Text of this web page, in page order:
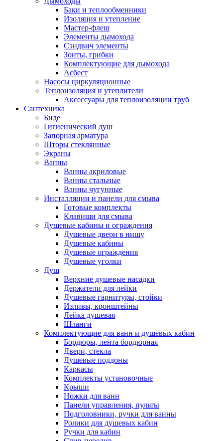
Баки и теплообменники
Изоляция и утепление
Мастер-флеш
Элементы дымохода
Сэндвич элементы
Зонты, грибки
Комплектующие для дымохода
Асбест
Насосы циркуляционные
Теплоизоляция и утеплители
Аксессуары для теплоизоляции труб
Сантехника
Биде
Гигиенический душ
Запорная арматура
Шторы стеклянные
Экраны
Ванны
Ванны акриловые
Ванны стальные
Ванны чугунные
Инсталляции и панели для смыва
Готовые комплекты
Клавиши для смыва
Душевые кабины и ограждения
Душевые двери в нишу
Душевые кабины
Душевые ограждения
Душевые уголки
Душ
Верхние душевые насадки
Держатели для лейки
Душевые гарнитуры, стойки
Изливы, кронштейны
Лейка душевая
Шланги
Комплектующие для ванн и душевых кабин
Бордюры, лента бордюрная
Двери, стекла
Душевые поддоны
Каркасы
Комплекты установочные
Крыши
Ножки для ванн
Панели управления, пульты
Подголовники, ручки для ванны
Ролики для душевых кабин
Ручки для кабин